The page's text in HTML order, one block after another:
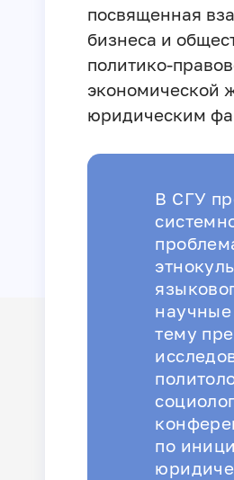
посвященная
бизнеса и
политико-
экономической
юридическим
В СГУ
научные
тему
по